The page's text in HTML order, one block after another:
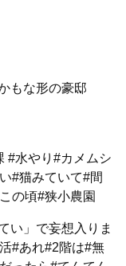
もな形の豪邸
#水やり#カメムシ
#猫みていて#間
の頃#狭小農園
い」で妄想入りま
#あれ#2階は#無